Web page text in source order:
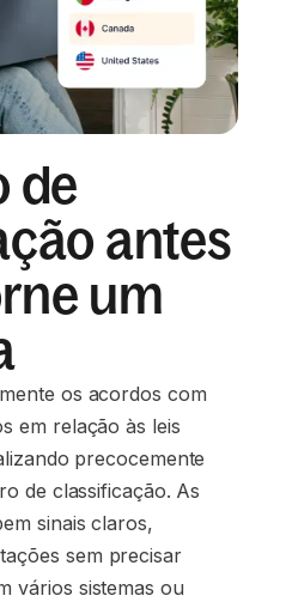
de
antes
um
os acordos com
em relação às leis
precocemente
de classificação. As
sinais claros,
sem precisar
vários sistemas ou